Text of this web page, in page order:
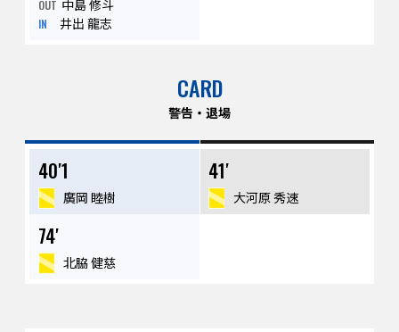
OUT 中島 修斗
IN 井出 龍志
CARD
警告・退場
40′1
廣岡 睦樹
74′
北脇 健慈
41′
大河原 秀速